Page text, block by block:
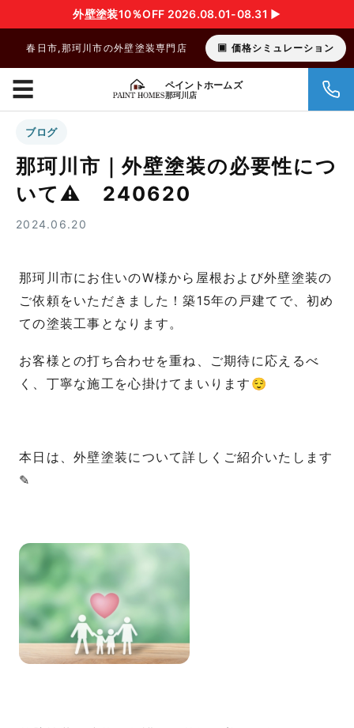
外壁塗装10％OFF 2026.08.01-08.31 ▶︎
春日市,那珂川市の外壁塗装専門店 価格シミュレーション
ペイントホームズ
那珂川店
☰
ブログ
那珂川市｜外壁塗装の必要性につ
いて⚠ 240620
2024.06.20
那珂川市にお住いのW様から屋根および外壁塗装の
ご依頼をいただきました！築15年の戸建てで、初め
ての塗装工事となります。
お客様との打ち合わせを重ね、ご期待に応えるべ
く、丁寧な施工を心掛けてまいります😌
本日は、外壁塗装について詳しくご紹介いたします
✎